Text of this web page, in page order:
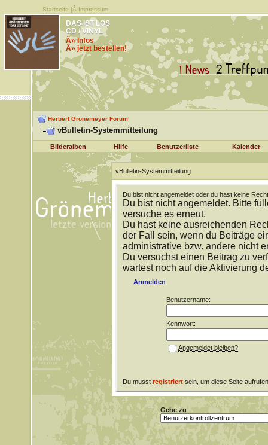
Startseite |Â Impressum
DAS IST LOS
CD / VINYL
Â» Infos
Â» jetzt bestellen!
Herbert Grönemeyer Forum
vBulletin-Systemmitteilung
Bilderalben Hilfe Benutzerliste Kalender
vBulletin-Systemmitteilung
Du bist nicht angemeldet oder du hast keine
Du bist nicht angemeldet. Bitte
versuche es erneut.
Du hast keine ausreichenden
der Fall sein, wenn du Beiträge
administrative bzw. andere nicht
Du versuchst einen Beitrag zu
wartest noch auf die Aktivierung
Anmelden
Benutzername:
Kennwort:
Angemeldet bleiben?
Du musst registriertsein, um diese Seite
Gehe zu